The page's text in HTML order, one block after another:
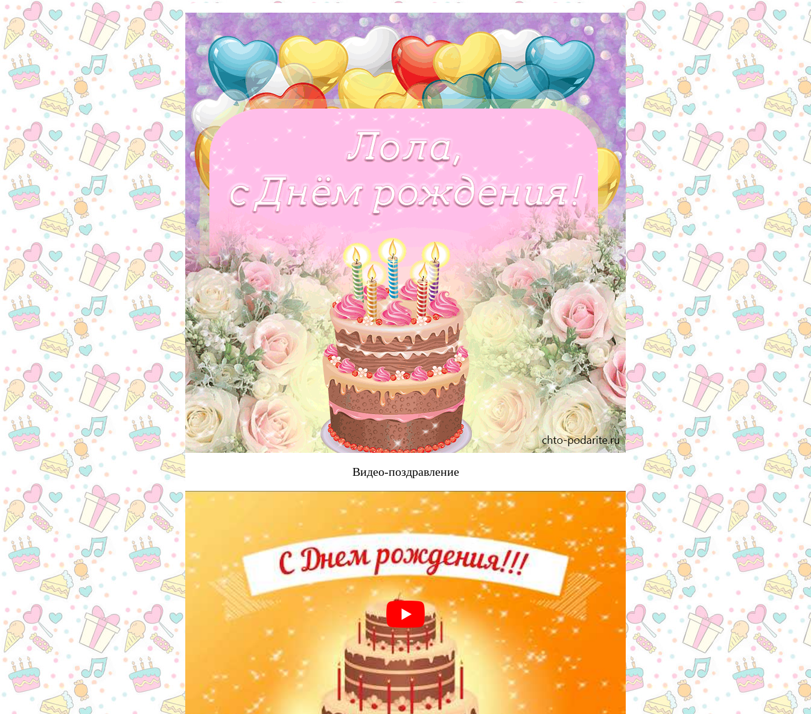
Видео-поздравление